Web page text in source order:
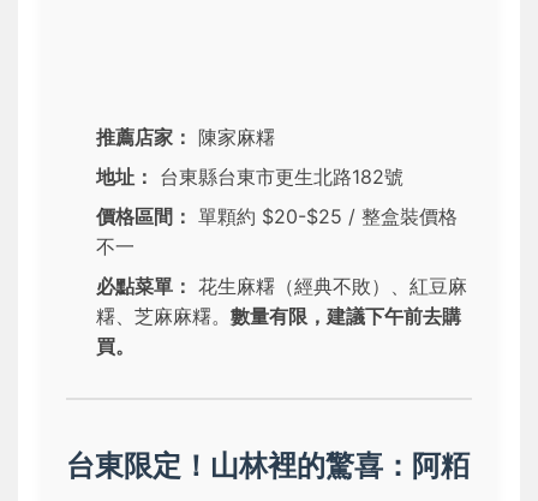
推薦店家： 陳家麻糬
地址： 台東縣台東市更生北路182號
價格區間： 單顆約 $20-$25 / 整盒裝價格
不一
必點菜單： 花生麻糬（經典不敗）、紅豆麻
糬、芝麻麻糬。 數量有限，建議下午前去購
買。
台東限定！山林裡的驚喜：阿粨